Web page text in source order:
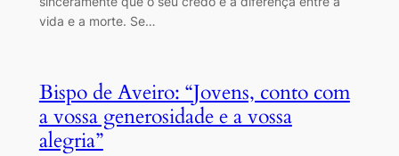
vida e a morte. Se…
Bispo de Aveiro: “Jovens, conto com
a vossa generosidade e a vossa
alegria”